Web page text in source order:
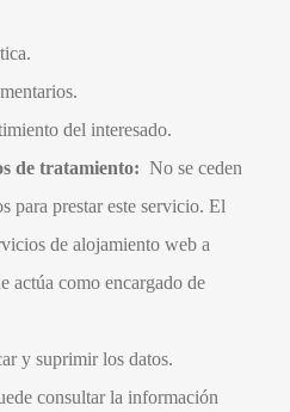
del interesado.
de tratamiento: No se ceden
para prestar este servicio. El
de alojamiento web a
como encargado de
y suprimir los datos.
consultar la información